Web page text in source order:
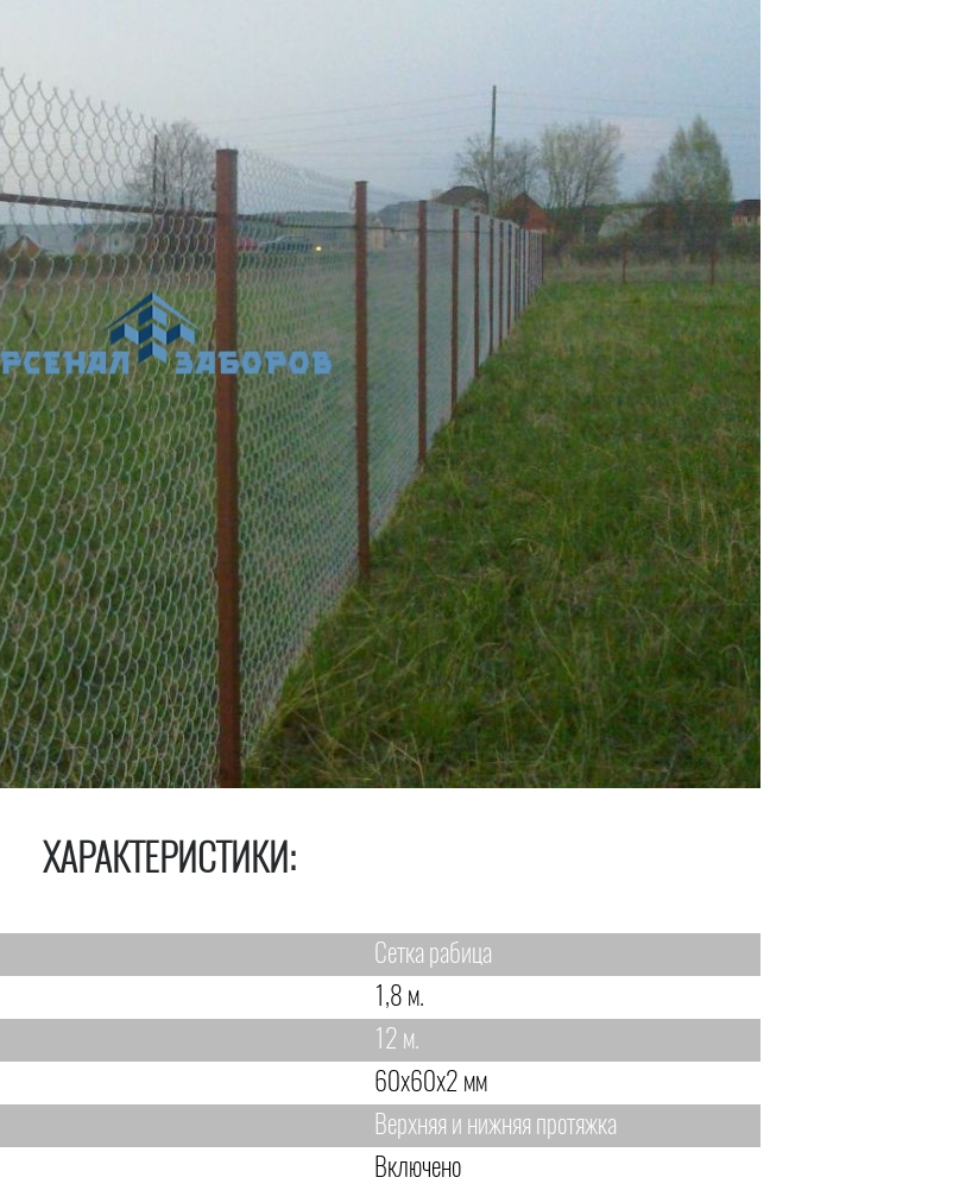
ХАРАКТЕРИСТИКИ:
Сетка рабица
1,8 м.
12 м.
60х60х2 мм
Верхняя и нижняя протяжка
Включено